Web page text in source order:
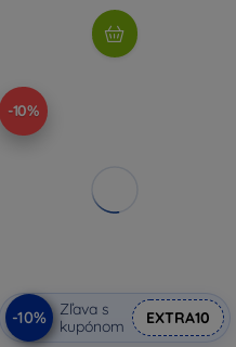
-10%
-10%
Zľava s
kupónom
EXTRA10